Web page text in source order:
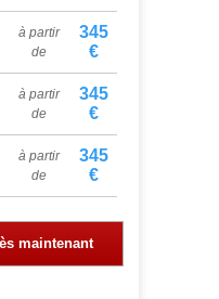
à partir
de
345
€
à partir
de
345
€
à partir
de
345
€
maintenant